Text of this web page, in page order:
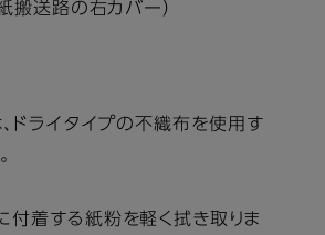
搬送路の右カバー）
ドライタイプの不織布を使用す
付着する紙粉を軽く拭き取りま